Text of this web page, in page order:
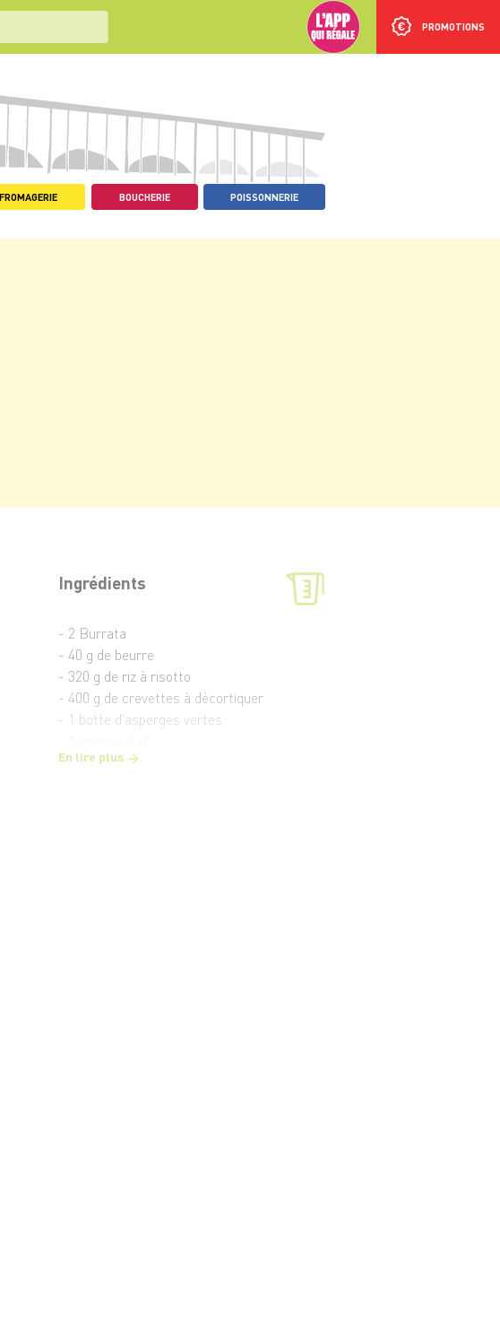
PROMOTIONS
FROMAGERIE BOUCHERIE POISSONNERIE
Ingrédients
- 2 Burrata
- 40 g de beurre
- 320 g de riz à risotto
- 400 g de crevettes à décortiquer
- 1 botte d’asperges vertes
- 2 échalotes
En lire plus